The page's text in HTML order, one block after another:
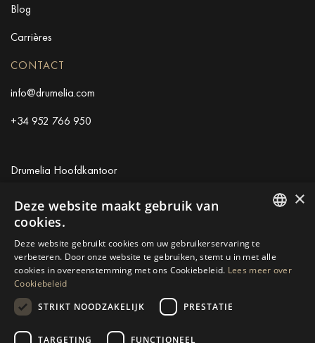
Blog
Carrières
CONTACT
info@drumelia.com
+34 952 766 950
Drumelia Hoofdkantoor
Centro de Negocios Puerta de Banus
Edificio B, Local 11
29660 Marbella
+34 952 766 950
info@drumelia.com
Linkedin Instagram Youtube
SPANISH
×
Deze website maakt gebruik van
cookies.
Deze website gebruikt cookies om uw gebruikerservaring te
verbeteren. Door onze website te gebruiken, stemt u in met alle
cookies in overeenstemming met ons Cookiebeleid. Lees meer over
Cookiebeleid
STRIKT NOODZAKELIJK
PRESTATIE
TARGETING FUNCTIONEEL